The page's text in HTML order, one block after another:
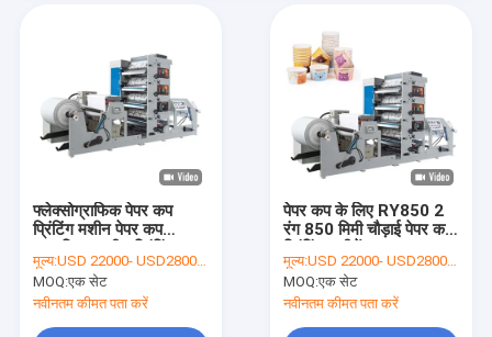
फ्लेक्सोग्राफिक पेपर कप
प्रिंटिंग मशीन पेपर कप
मशीन
मूल्य:USD 22000- USD28000 / set
MOQ:एक सेट
नवीनतम कीमत पता करें
पेपर कप के लिए RY850 2
रंग 850 मिमी चौड़ाई पेपर कप
मूल्य:USD 22000- USD28000 / set
MOQ:एक सेट
नवीनतम कीमत पता करें